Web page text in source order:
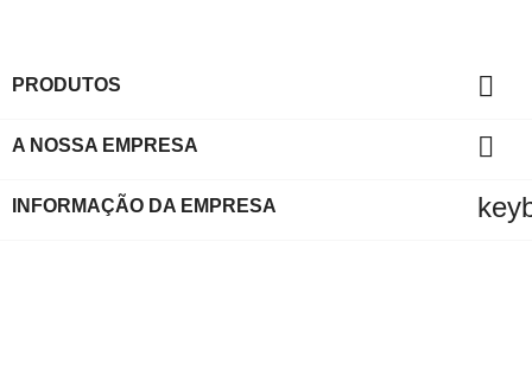
PRODUTOS 
A NOSSA EMPRESA 
INFORMAÇÃO DA EMPRESA